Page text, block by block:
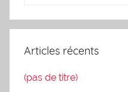
Articles récents
(pas de titre)